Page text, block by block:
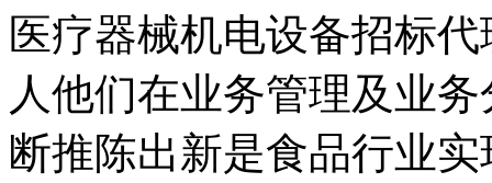
医疗器械机电设备招标
人他们在业务管理及业
断推陈出新是食品行业